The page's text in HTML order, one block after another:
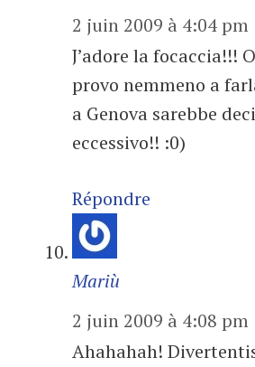
2 juin 2009 à 4:04 pm
J’adore la focaccia!!!
provo nemmeno a
a Genova sarebbe
eccessivo!! :0)
Répondre
Mariù
2 juin 2009 à 4:08 pm
Ahahahah!